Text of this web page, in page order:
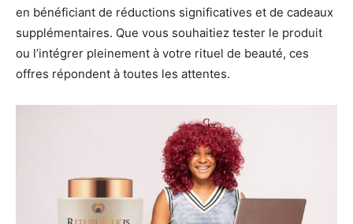
en bénéficiant de réductions significatives et de cadeaux
supplémentaires. Que vous souhaitiez tester le produit
ou l’intégrer pleinement à votre rituel de beauté, ces
offres répondent à toutes les attentes.